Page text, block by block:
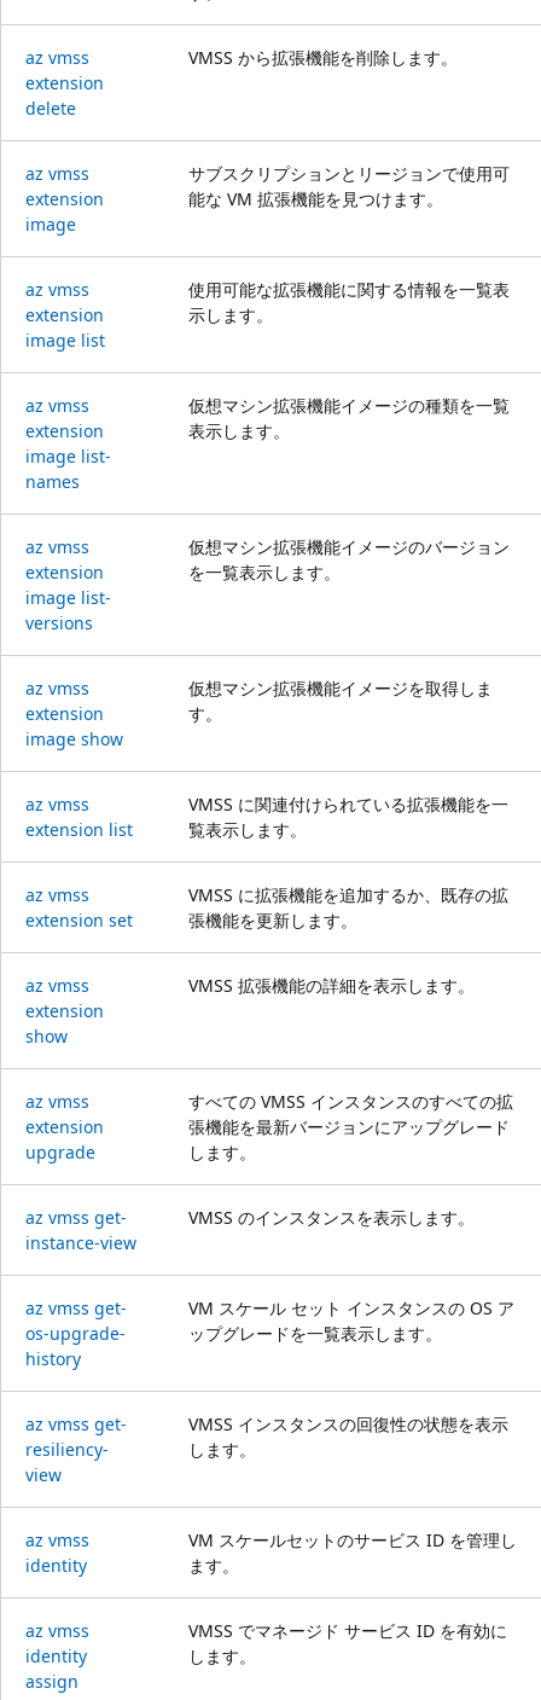
az vmss
extension
delete
VMSS から拡張機能を削除します。
az vmss
extension
image
サブスクリプションとリージョンで使用可
能な VM 拡張機能を見つけます。
az vmss
extension
image list
使用可能な拡張機能に関する情報を一覧表
示します。
az vmss
extension
image list-
names
仮想マシン拡張機能イメージの種類を一覧
表示します。
az vmss
extension
image list-
versions
仮想マシン拡張機能イメージのバージョン
を一覧表示します。
az vmss
extension
image show
仮想マシン拡張機能イメージを取得しま
す。
az vmss
extension list
VMSS に関連付けられている拡張機能を一
覧表示します。
az vmss
extension set
VMSS に拡張機能を追加するか、既存の拡
張機能を更新します。
az vmss
extension
show
VMSS 拡張機能の詳細を表示します。
az vmss
extension
upgrade
すべての VMSS インスタンスのすべての拡
張機能を最新バージョンにアップグレード
します。
az vmss get-
instance-view
VMSS のインスタンスを表示します。
az vmss get-
os-upgrade-
history
VM スケール セット インスタンスの OS ア
ップグレードを一覧表示します。
az vmss get-
resiliency-
view
VMSS インスタンスの回復性の状態を表示
します。
az vmss
identity
VM スケールセットのサービス ID を管理し
ます。
az vmss
identity
assign
VMSS でマネージド サービス ID を有効に
します。